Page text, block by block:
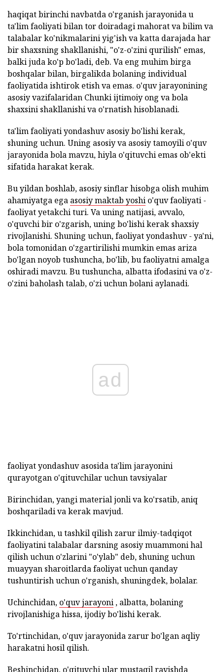
haqiqat birinchi navbatda o'rganish jarayonida u
ta'lim faoliyati bilan tor doiradagi mahorat va bilim va
talabalar ko'nikmalarini yig'ish va katta darajada har
bir shaxsning shakllanishi, "o'z-o'zini qurilish" emas,
balki juda ko'p bo'ladi, deb. Va eng muhim birga
boshqalar bilan, birgalikda bolaning individual
faoliyatida ishtirok etish va emas. o'quv jarayonining
asosiy vazifalaridan Chunki ijtimoiy ong va bola
shaxsini shakllanishi va o'rnatish hisoblanadi.
ta'lim faoliyati yondashuv asosiy bo'lishi kerak,
shuning uchun. Uning asosiy va asosiy tamoyili o'quv
jarayonida bola mavzu, hiyla o'qituvchi emas ob'ekti
sifatida harakat kerak.
Bu yildan boshlab, asosiy sinflar hisobga olish muhim
ahamiyatga ega asosiy maktab yoshi o'quv faoliyati -
faoliyat yetakchi turi. Va uning natijasi, avvalo,
o'quvchi bir o'zgarish, uning bo'lishi kerak shaxsiy
rivojlanishi. Shuning uchun, faoliyat yondashuv - ya'ni,
bola tomonidan o'zgartirilishi mumkin emas ariza
bo'lgan noyob tushuncha, bo'lib, bu faoliyatni amalga
oshiradi mavzu. Bu tushuncha, albatta ifodasini va o'z-
o'zini baholash talab, o'zi uchun bolani aylanadi.
ad
faoliyat yondashuv asosida ta'lim jarayonini
qurayotgan o'qituvchilar uchun tavsiyalar
Birinchidan, yangi material jonli va ko'rsatib, aniq
boshqariladi va kerak mavjud.
Ikkinchidan, u tashkil qilish zarur ilmiy-tadqiqot
faoliyatini talabalar darsning asosiy muammoni hal
qilish uchun o'zlarini "o'ylab" deb, shuning uchun
muayyan sharoitlarda faoliyat uchun qanday
tushuntirish uchun o'rganish, shuningdek, bolalar.
Uchinchidan, o'quv jarayoni , albatta, bolaning
rivojlanishiga hissa, ijodiy bo'lishi kerak.
To'rtinchidan, o'quv jarayonida zarur bo'lgan aqliy
harakatni hosil qilish.
Beshinchidan, o'qituvchi ular mustaqil ravishda